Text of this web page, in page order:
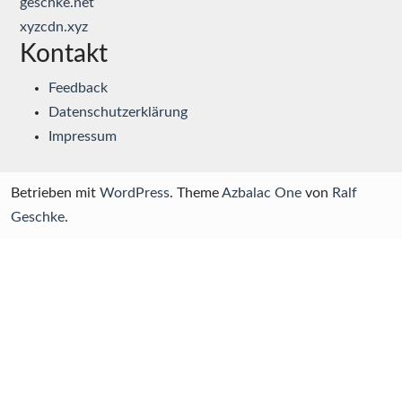
geschke.net
xyzcdn.xyz
Kontakt
Feedback
Datenschutzerklärung
Impressum
Betrieben mit WordPress. ThemeAzbalac One von Ralf
Geschke.